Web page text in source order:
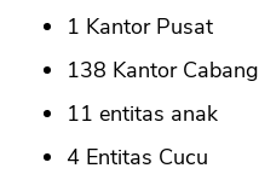
1 Kantor Pusat
138 Kantor Cabang
11 entitas anak
4 Entitas Cucu